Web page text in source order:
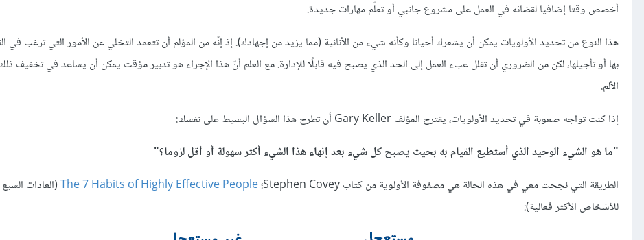
أخصص وقتا إضافيا لقضائه في العمل على مشروع جانبي أو تعلّم مهارات جديدة.
هذا النوع من تحديد الأولويات يمكن أن يشعرك أحيانا وكأنه شيء من الأنانية (مما يزيد من إجهادك). إذ إنّه من المؤلم أن تتعمد التخلي عن الأمور التي ترغب في
بها أو تأجيلها، لكن من الضروري أن تقلل عبء العمل إلى الحد الذي يصبح فيه قابلًا للإدارة. مع العلم أنّ هذا الإجراء هو تدبير مؤقت يمكن أن يساعد في تخفيف
الألم.
إذا كنت تواجه صعوبة في تحديد الأولويات، يقترح المؤلف Gary Keller أن تطرح هذا السؤال البسيط على نفسك:
"ما هو الشيء الوحيد الذي أستطيع القيام به بحيث يصبح كل شيء بعد إنهاء هذا الشيء أكثر سهولة أو أقل لزوما؟"
الطريقة التي نجحت معي في هذه الحالة هي مصفوفة الأولوية من كتاب Stephen Covey؛
The 7 Habits of Highly Effective People(العادات السبع
للأشخاص الأكثر فعالية):